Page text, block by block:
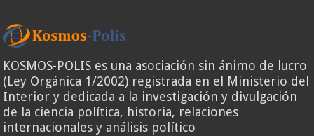
KOSMOS-POLIS es una asociación sin ánimo de lucro
(Ley Orgánica 1/2002) registrada en el Ministerio del
Interior y dedicada a la investigación y divulgación
de la ciencia política, historia, relaciones
internacionales y análisis político